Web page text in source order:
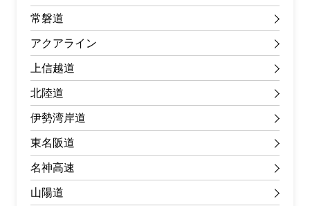
常磐道
アクアライン
上信越道
北陸道
伊勢湾岸道
東名阪道
名神高速
山陽道